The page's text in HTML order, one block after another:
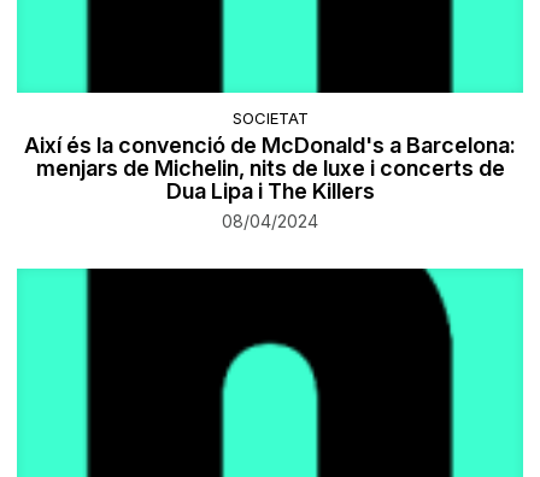
SOCIETAT
Així és la convenció de McDonald's a Barcelona:
menjars de Michelin, nits de luxe i concerts de
Dua Lipa i The Killers
08/04/2024